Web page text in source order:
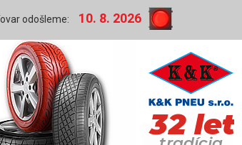
odošleme: 10. 8. 2026